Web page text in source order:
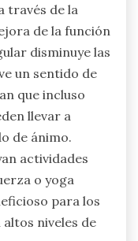
través de la
de la función
disminuye las
un sentido de
que incluso
llevar a
de ánimo.
actividades
o yoga
para los
niveles de